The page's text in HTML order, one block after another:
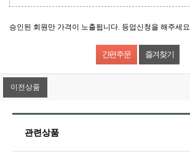
승인된 회원만 가격이 노출됩니다. 등업신청을 해주세요
즐겨찾기
이전상품
관련상품